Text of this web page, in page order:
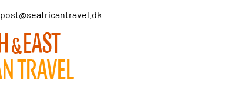
post@seafricantravel.dk